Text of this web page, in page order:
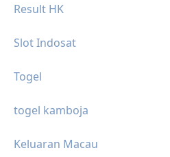
Result HK
Slot Indosat
Togel
togel kamboja
Keluaran Macau